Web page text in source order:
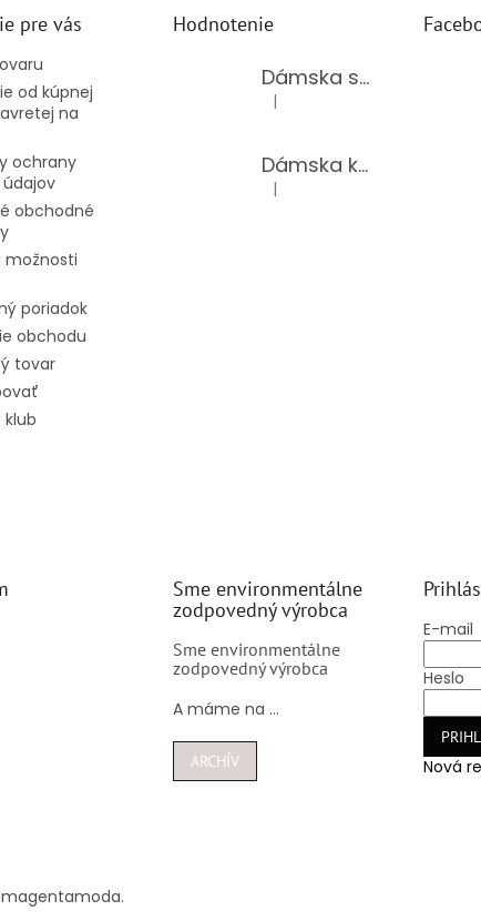
pre vás
od kúpnej
na
ochrany
obchodné
možnosti
poriadok
obchodu
tovar
klub
Hodnotenie
Dámska súprava 62875/BLACK
Hodnotenie produktu je 5 z 5
|
Dámska kožená kabelka TS-112-14/CHOCO
Hodnotenie produktu je 5 z 5
|
Sme environmentálne
zodpovedný výrobca
Sme environmentálne
zodpovedný výrobca
A máme na ...
ARCHÍV
E-mail
Heslo
Nová
magentamoda.